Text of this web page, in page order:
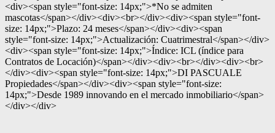
<div><span style="font-size: 14px;">*No se admiten
mascotas</span></div><div><br></div><div><span style="font-
size: 14px;">Plazo: 24 meses</span></div><div><span
style="font-size: 14px;">Actualización: Cuatrimestral</span></div>
<div><span style="font-size: 14px;">Índice: ICL (índice para
Contratos de Locación)</span></div><div><br></div><div><br>
</div><div><span style="font-size: 14px;">DI PASCUALE
Propiedades</span></div><div><span style="font-size:
14px;">Desde 1989 innovando en el mercado inmobiliario</span>
</div></div>